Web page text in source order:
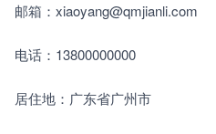
邮箱：xiaoyang@qmjianli.com
电话：13800000000
居住地：广东省广州市